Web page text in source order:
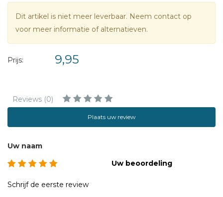
Dit artikel is niet meer leverbaar. Neem contact op
voor meer informatie of alternatieven.
Prijs: 9,95
Reviews (0)
Plaats uw review
Uw naam
Uw beoordeling
Schrijf de eerste review